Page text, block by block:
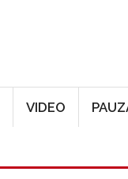
VIDEO